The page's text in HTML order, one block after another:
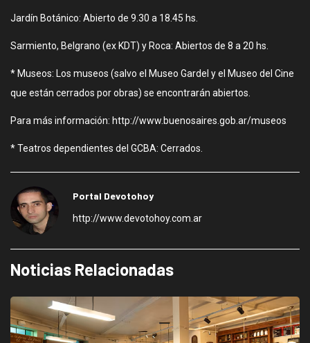
Jardín Botánico: Abierto de 9.30 a 18.45 hs.
Sarmiento, Belgrano (ex KDT) y Roca: Abiertos de 8 a 20 hs.
* Museos: Los museos (salvo el Museo Gardel y el Museo del Cine
que están cerrados por obras) se encontrarán abiertos.
Para más información: http://www.buenosaires.gob.ar/museos
* Teatros dependientes del GCBA: Cerrados.
Portal Devotohoy
http://www.devotohoy.com.ar
Noticias Relacionadas